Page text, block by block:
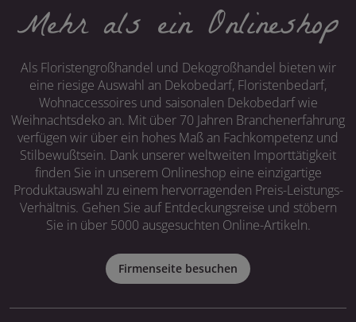
Mehr als ein Onlineshop
Als Floristengroßhandel und Dekogroßhandel bieten wir
eine riesige Auswahl an Dekobedarf, Floristenbedarf,
Wohnaccessoires und saisonalen Dekobedarf wie
Weihnachtsdeko an. Mit über 70 Jahren Branchenerfahrung
verfügen wir über ein hohes Maß an Fachkompetenz und
Stilbewußtsein. Dank unserer weltweiten Importtätigkeit
finden Sie in unserem Onlineshop eine einzigartige
Produktauswahl zu einem hervorragenden Preis-Leistungs-
Verhältnis. Gehen Sie auf Entdeckungsreise und stöbern
Sie in über 5000 ausgesuchten Online-Artikeln.
Firmenseite besuchen